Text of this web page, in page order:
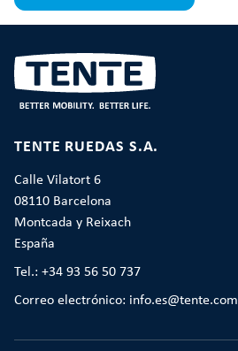
TENTE RUEDAS S.A.
Calle Vilatort 6
08110 Barcelona
Montcada y Reixach
España
Tel.: +34 93 56 50 737
Correo electrónico: info.es@tente.com